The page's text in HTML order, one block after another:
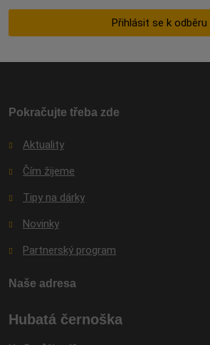
Přihlásit se k odběru
odeslat.
Pokračujte třeba zde
Aktuality
Čím žijeme
Tipy na dárky
Novinky
Partnerský program
Naše adresa
Hubatá černoška